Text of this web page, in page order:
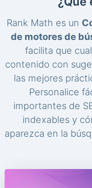
Rank Math es un
de motores de
facilita que
contenido con
las mejores
Personalice
importantes de
indexables y
aparezca en la